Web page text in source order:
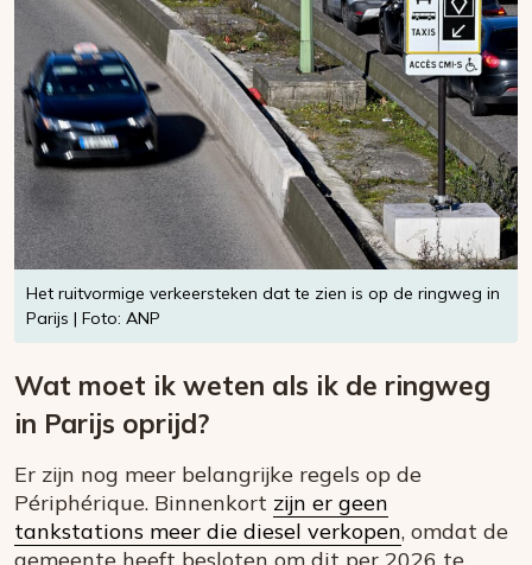
Het ruitvormige verkeersteken dat te zien is op de ringweg in
Parijs | Foto: ANP
Wat moet ik weten als ik de ringweg
in Parijs oprijd?
Er zijn nog meer belangrijke regels op de
Périphérique. Binnenkort zijn er geen
tankstations meer die diesel verkopen, omdat de